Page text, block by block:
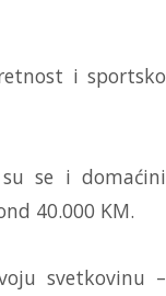
i sportsko
se i domaćini
40.000 KM.
svetkovinu –